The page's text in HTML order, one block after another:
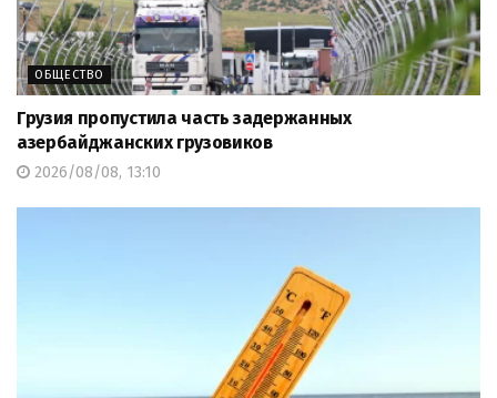
ОБЩЕСТВО
Грузия пропустила часть задержанных
азербайджанских грузовиков
2026/08/08, 13:10